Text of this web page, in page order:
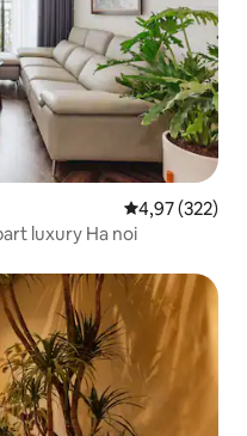
Средна
4,97 (322)
luxury Ha noi